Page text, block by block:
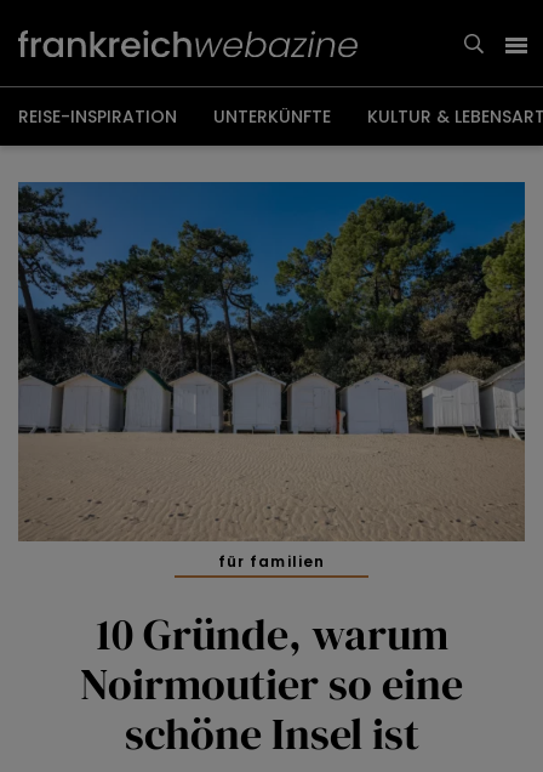
Inhalt
REISE-INSPIRATION UNTERKÜNFTE KULTUR &
für familien
10 Gründe, warum
Noirmoutier so eine
schöne Insel ist